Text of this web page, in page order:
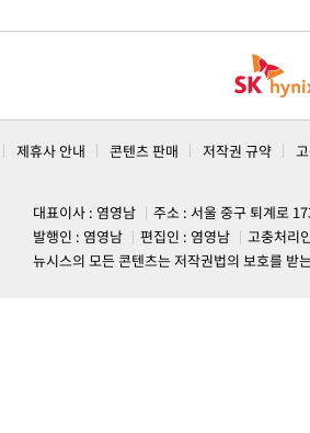
제휴사 안내 콘텐츠 판매 저작권 규약
대표이사 : 염영남
주소 : 서울 중구 퇴계로
발행인 : 염영남
편집인 : 염영남
고충처리
뉴시스의 모든 콘텐츠는 저작권법의 보호를